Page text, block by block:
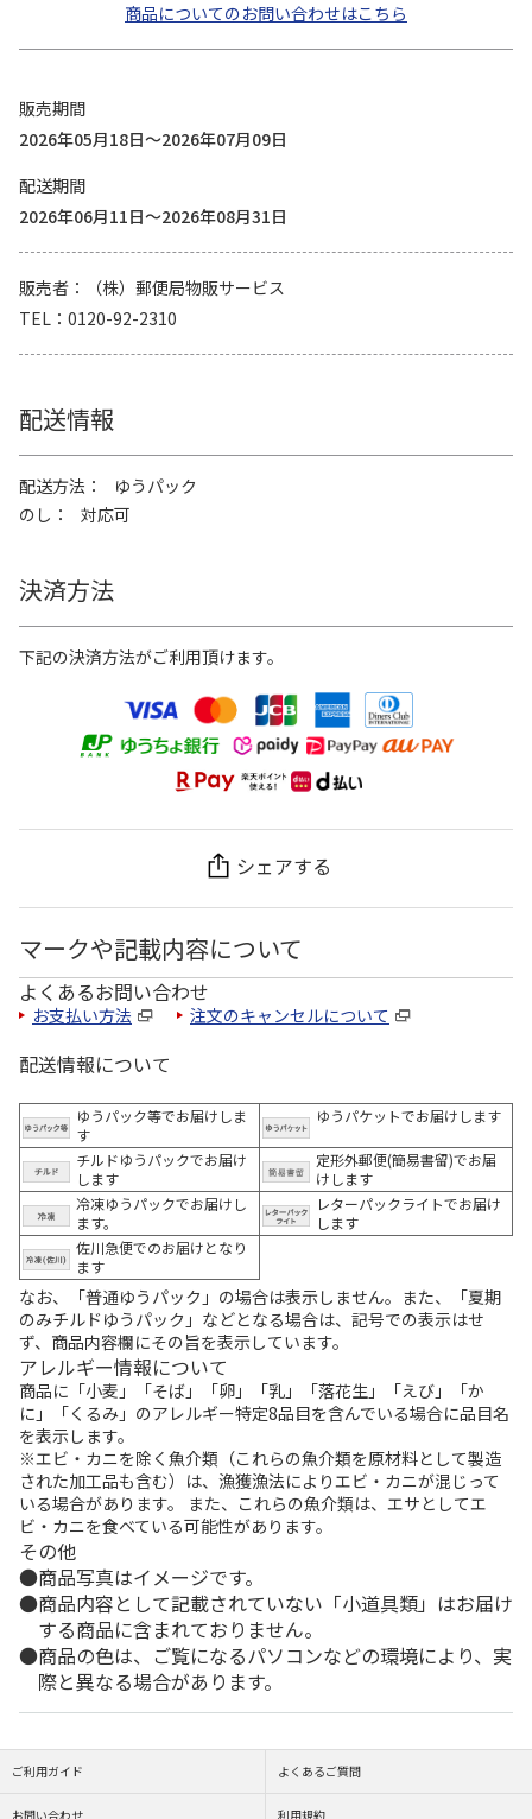
商品についてのお問い合わせはこちら
販売期間
2026年05月18日～2026年07月09日
配送期間
2026年06月11日～2026年08月31日
販売者
（株）郵便局物販サービス
TEL
0120-92-2310
配送情報
配送方法
ゆうパック
のし
対応可
決済方法
下記の決済方法がご利用頂けます。
シェアする
マークや記載内容について
よくあるお問い合わせ
お支払い方法 注文のキャンセルについて
配送情報について
ゆうパック等でお届けしま
す
ゆうパケットでお届けします
チルドゆうパックでお届け
します
定形外郵便(簡易書留)でお届
けします
冷凍ゆうパックでお届けし
ます。
レターパックライトでお届け
します
佐川急便でのお届けとなり
ます
なお、「普通ゆうパック」の場合は表示しません。また、「夏期
のみチルドゆうパック」などとなる場合は、記号での表示はせ
ず、商品内容欄にその旨を表示しています。
アレルギー情報について
商品に「小麦」「そば」「卵」「乳」「落花生」「えび」「か
に」「くるみ」のアレルギー特定8品目を含んでいる場合に品目名
を表示します。
※エビ・カニを除く魚介類（これらの魚介類を原材料として製造
された加工品も含む）は、漁獲漁法によりエビ・カニが混じって
いる場合があります。 また、これらの魚介類は、エサとしてエ
ビ・カニを食べている可能性があります。
その他
商品写真はイメージです。
商品内容として記載されていない「小道具類」はお届け
する商品に含まれておりません。
商品の色は、ご覧になるパソコンなどの環境により、実
際と異なる場合があります。
ご利用ガイド よくあるご質問
お問い合わせ 利用規約